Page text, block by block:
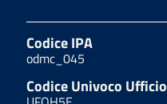
Codice IPA
odmc_045
Codice Univoco Ufficio